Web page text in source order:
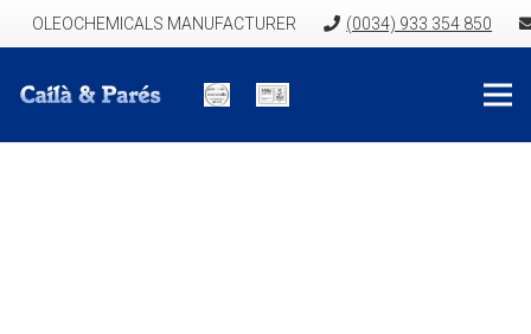
OLEOCHEMICALS MANUFACTURER (0034) 933 354 850